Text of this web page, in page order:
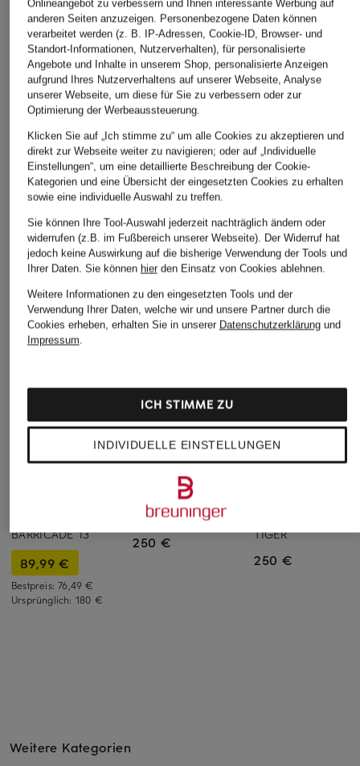
BARRICADE 13
89,99 €
Bestpreis:76,49 €
Ursprünglich: 180 €
PLEIN SPORT
Low-Top-Sneaker
250 €
TIGER
250 €
Weitere Kategorien
Onlineangebot zu verbessern und Ihnen interessante Werbung auf
anderen Seiten anzuzeigen. Personenbezogene Daten können
verarbeitet werden (z. B. IP-Adressen, Cookie-ID, Browser- und
Standort-Informationen, Nutzerverhalten), für personalisierte
Angebote und Inhalte in unserem Shop, personalisierte Anzeigen
aufgrund Ihres Nutzerverhaltens auf unserer Webseite, Analyse
unserer Webseite, um diese für Sie zu verbessern oder zur
Optimierung der Werbeaussteuerung.
Klicken Sie auf „Ich stimme zu“ um alle Cookies zu akzeptieren und
direkt zur Webseite weiter zu navigieren; oder auf „Individuelle
Einstellungen“, um eine detaillierte Beschreibung der Cookie-
Kategorien und eine Übersicht der eingesetzten Cookies zu erhalten
sowie eine individuelle Auswahl zu treffen.
Sie können Ihre Tool-Auswahl jederzeit nachträglich ändern oder
widerrufen (z.B. im Fußbereich unserer Webseite). Der Widerruf hat
jedoch keine Auswirkung auf die bisherige Verwendung der Tools und
Ihrer Daten. Sie können hierden Einsatz von Cookies ablehnen.
Weitere Informationen zu den eingesetzten Tools und der
Verwendung Ihrer Daten, welche wir und unsere Partner durch die
Cookies erheben, erhalten Sie in unserer Datenschutzerklärungund
Impressum.
INDIVIDUELLE EINSTELLUNGEN
ICH STIMME ZU